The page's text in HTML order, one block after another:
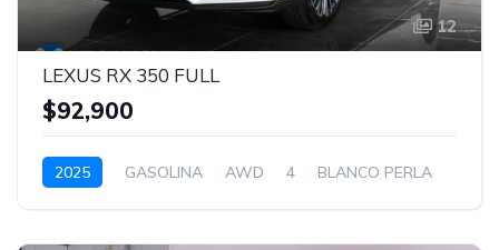
12
LEXUS RX 350 FULL
$92,900
2025 GASOLINA AWD 4 BLANCO PERLA